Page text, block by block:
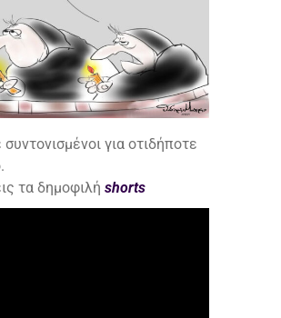
για οτιδήποτε
τα δημοφιλή shorts